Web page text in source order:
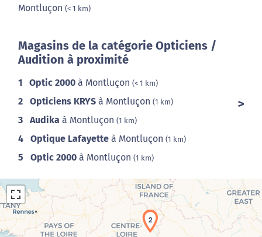
Montluçon (< 1 km)
Magasins de la catégorie Opticiens /
Audition à proximité
1 Optic 2000 à Montluçon (< 1 km)
2 Opticiens KRYS à Montluçon (1 km)
3 Audika à Montluçon (1 km)
4 Optique Lafayette à Montluçon (1 km)
5 Optic 2000 à Montluçon (1 km)
2